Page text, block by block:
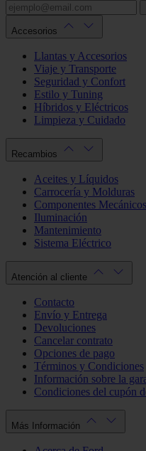
Accesorios
Llantas y Accesorios
Viaje y Transporte
Seguridad y Confort
Estilo y Tuning
Híbridos y Eléctricos
Limpieza y Cuidado
Recambios
Aceites y Líquidos
Carrocería y Molduras
Componentes Mecánicos
Iluminación
Mantenimiento
Sistema Eléctrico
Atención al cliente
Contacto
Envío y Entrega
Devoluciones
Cancelar contrato
Opciones de pago
Términos y Condiciones
Información sobre la
Condiciones del cupón
Más Información